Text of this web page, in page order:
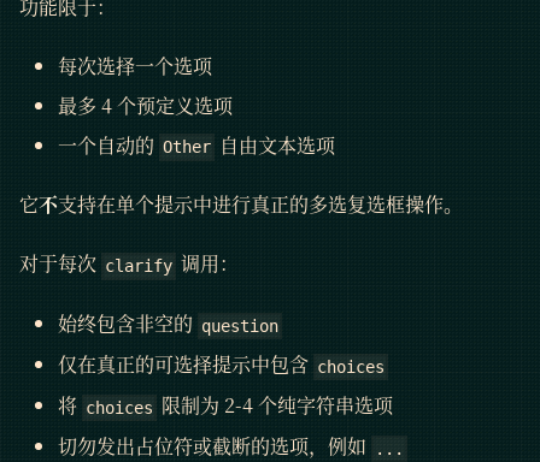
功能限于：
每次选择一个选项
最多 4 个预定义选项
一个自动的 Other 自由文本选项
它不支持在单个提示中进行真正的多选复选框操作。
对于每次 clarify 调用：
始终包含非空的 question
仅在真正的可选择提示中包含 choices
将 choices 限制为 2-4 个纯字符串选项
切勿发出占位符或截断的选项，例如
...